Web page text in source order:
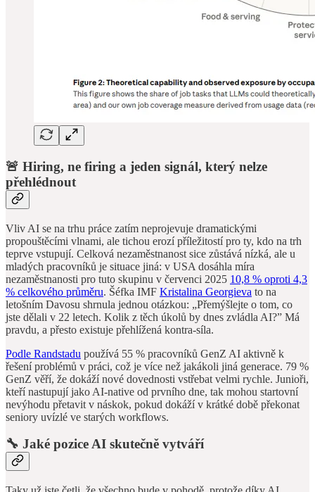
🚨 Hiring, ne firing a jeden signál, který nelze
přehlédnout
Vliv AI se na trhu práce zatím neprojevuje dramatickými
propouštěcími vlnami, ale tichou erozí příležitostí pro ty, kdo na trh
teprve vstupují. Celková nezaměstnanost sice zůstává nízká, ale u
mladých pracovníků je situace jiná: v USA dosáhla míra
nezaměstnanosti pro tuto skupinu v červenci 2025 10,8 % oproti 4,3
% celkového průměru. Šéfka IMF Kristalina Georgieva to na
letošním Davosu shrnula jednou otázkou: „Přemýšlejte o tom, co
jste dělali v 22 letech. Kolik z těch úkolů by dnes zvládla AI?” Má
pravdu, a přesto existuje přehlížená kontra-síla.
Podle Randstadu používá 55 % pracovníků GenZ AI aktivně k
řešení problémů v práci, což je více než jakákoli jiná generace. 79 %
GenZ věří, že dokáží nové dovednosti vstřebat velmi rychle. Junioři,
kteří nastupují jako AI-native od prvního dne, tak mohou startovní
nevýhodu přetavit v náskok, pokud dokáží v krátké době překonat
seniory uvízlé ve starých workflows.
🔧 Jaké pozice AI skutečně vytváří